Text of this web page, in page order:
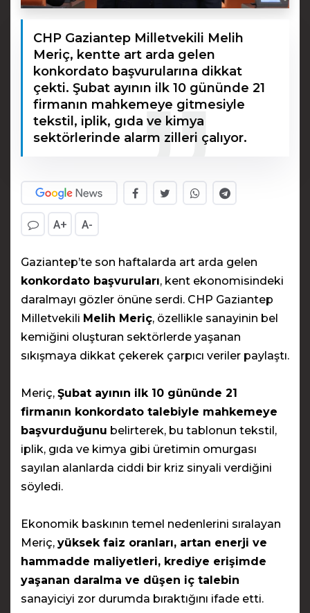
CHP Gaziantep Milletvekili Melih
Meriç, kentte art arda gelen
konkordato başvurularına dikkat
çekti. Şubat ayının ilk 10 gününde 21
firmanın mahkemeye gitmesiyle
tekstil, iplik, gıda ve kimya
sektörlerinde alarm zilleri çalıyor.
A+ A-
Gaziantep’te son haftalarda art arda gelen
konkordato başvuruları, kent ekonomisindeki
daralmayı gözler önüne serdi. CHP Gaziantep
Milletvekili Melih Meriç, özellikle sanayinin bel
kemiğini oluşturan sektörlerde yaşanan
sıkışmaya dikkat çekerek çarpıcı veriler paylaştı.
Meriç, Şubat ayının ilk 10 gününde 21
firmanın konkordato talebiyle mahkemeye
başvurduğunu belirterek, bu tablonun tekstil,
iplik, gıda ve kimya gibi üretimin omurgası
sayılan alanlarda ciddi bir kriz sinyali verdiğini
söyledi.
Ekonomik baskının temel nedenlerini sıralayan
Meriç, yüksek faiz oranları, artan enerji ve
hammadde maliyetleri, krediye erişimde
yaşanan daralma ve düşen iç talebin
sanayiciyi zor durumda bıraktığını ifade etti.